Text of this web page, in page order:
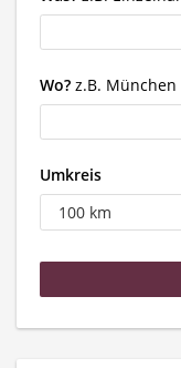
Wo? z.B. München
Umkreis